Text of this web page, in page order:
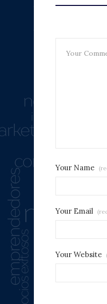
Your Name
Your Email
Your Website